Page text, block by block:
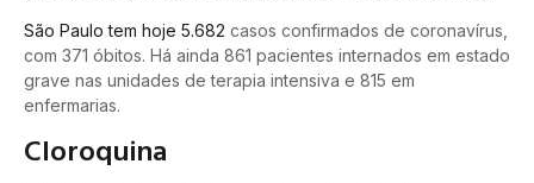
São Paulo tem hoje 5.682 casos confirmados de coronavírus,
com 371 óbitos. Há ainda 861 pacientes internados em estado
grave nas unidades de terapia intensiva e 815 em
enfermarias.
Cloroquina